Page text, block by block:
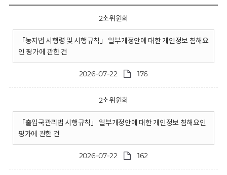
2소위원회
「농지법 시행령 및 시행규칙」 일부개정안에 대한 개인정보 침해요
인 평가에 관한 건
2026-07-22 176
2소위원회
「출입국관리법 시행규칙」 일부개정안에 대한 개인정보 침해요인
평가에 관한 건
2026-07-22 162